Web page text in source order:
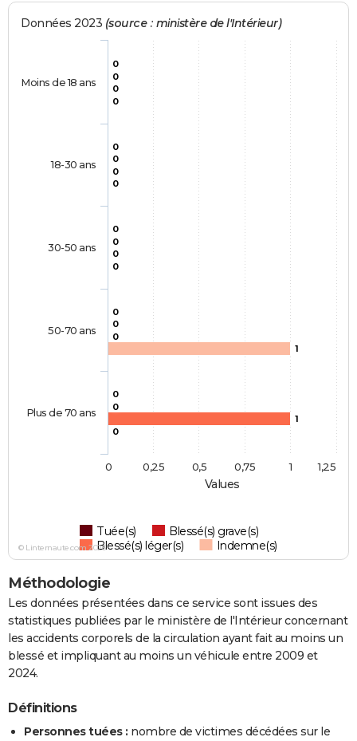
Values
Données 2023 (source : ministère de l'Intérieur)
0
0
0
0
0
0
0
0
0
0
0
0
0
0
1
0
0
0
1
0
Tuée(s)
Blessé(s) grave(s)
Blessé(s) léger(s)
Indemne(s)
Moins de 18 ans
18-30 ans
30-50 ans
50-70 ans
Plus de 70 ans
0 1
0,25 0,5 0,75 1,25
© Linternaute.com 2026
Méthodologie
Les données présentées dans ce service sont issues des
statistiques publiées par le ministère de l'Intérieur concernant
les accidents corporels de la circulation ayant fait au moins un
blessé et impliquant au moins un véhicule entre 2009 et
2024.
Définitions
Personnes tuées : nombre de victimes décédées sur le